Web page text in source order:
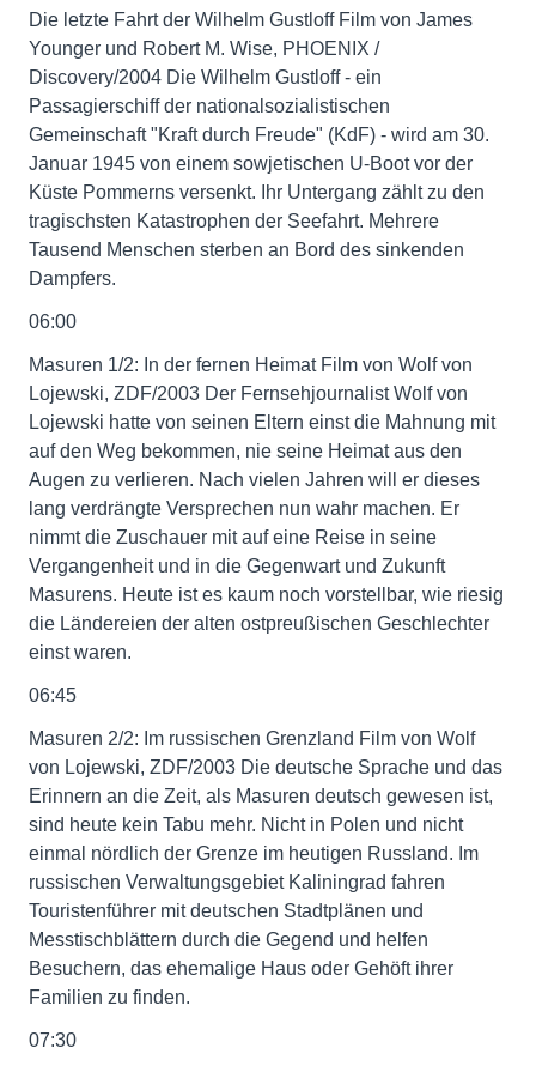
Die letzte Fahrt der Wilhelm Gustloff Film von James
Younger und Robert M. Wise, PHOENIX /
Discovery/2004 Die Wilhelm Gustloff - ein
Passagierschiff der nationalsozialistischen
Gemeinschaft "Kraft durch Freude" (KdF) - wird am 30.
Januar 1945 von einem sowjetischen U-Boot vor der
Küste Pommerns versenkt. Ihr Untergang zählt zu den
tragischsten Katastrophen der Seefahrt. Mehrere
Tausend Menschen sterben an Bord des sinkenden
Dampfers.
06:00
Masuren 1/2: In der fernen Heimat Film von Wolf von
Lojewski, ZDF/2003 Der Fernsehjournalist Wolf von
Lojewski hatte von seinen Eltern einst die Mahnung mit
auf den Weg bekommen, nie seine Heimat aus den
Augen zu verlieren. Nach vielen Jahren will er dieses
lang verdrängte Versprechen nun wahr machen. Er
nimmt die Zuschauer mit auf eine Reise in seine
Vergangenheit und in die Gegenwart und Zukunft
Masurens. Heute ist es kaum noch vorstellbar, wie riesig
die Ländereien der alten ostpreußischen Geschlechter
einst waren.
06:45
Masuren 2/2: Im russischen Grenzland Film von Wolf
von Lojewski, ZDF/2003 Die deutsche Sprache und das
Erinnern an die Zeit, als Masuren deutsch gewesen ist,
sind heute kein Tabu mehr. Nicht in Polen und nicht
einmal nördlich der Grenze im heutigen Russland. Im
russischen Verwaltungsgebiet Kaliningrad fahren
Touristenführer mit deutschen Stadtplänen und
Messtischblättern durch die Gegend und helfen
Besuchern, das ehemalige Haus oder Gehöft ihrer
Familien zu finden.
07:30